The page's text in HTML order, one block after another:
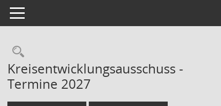
Toggle navigation
Rechercheauswahl
Kreisentwicklungsausschuss -
Termine 2027